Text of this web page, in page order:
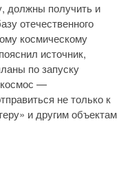
должны получить и
отечественного
космическому
источник,
по запуску
космос —
не только к
и другим объектам